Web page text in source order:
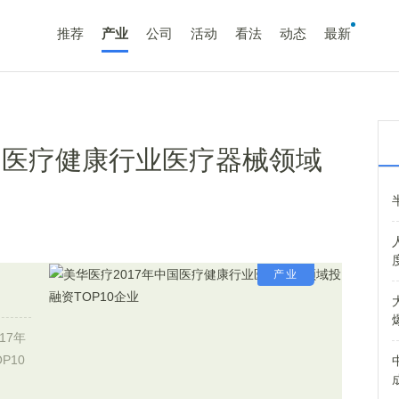
推荐 产业 公司 活动 看法 动态 最新
疗健康行业医疗器械领域
产业
年